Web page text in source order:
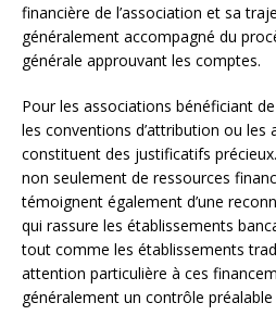
financière de l’association et sa
généralement accompagné du
générale approuvant les comptes.
Pour les associations bénéficiant de
les conventions d’attribution ou les
constituent des justificatifs
non seulement de ressources
témoignent également d’une
qui rassure les établissements
tout comme les établissements
attention particulière à ces
généralement un contrôle